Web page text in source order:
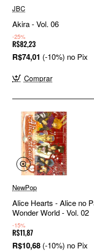
JBC
Akira - Vol. 06
-25%
R$82,23
R$74,01 (-10%) no Pix
Comprar
NewPop
Alice Hearts - Alice no
Wonder World - Vol. 02
-15%
R$11,87
R$10,68 (-10%) no Pix